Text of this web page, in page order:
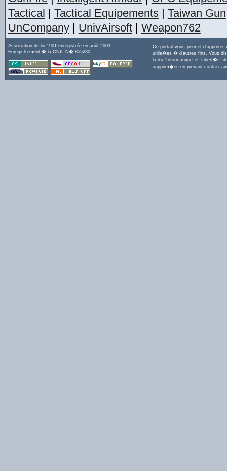
Tactical | Tactical Equipements| Taiwan Gun
UnCompany| UnivAirsoft| Weapon762
Association de loi 1901 enregistrée en août 2003
Enregistrement � la CNIL N� 855230
Ce portail vous permet
utilis�es � d'autres fins. Vous
la loi 'Informatique et Libert�s'
supprim�es en prenant contact